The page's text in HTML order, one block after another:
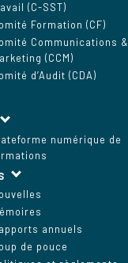
(C-SST)
Formation (CF)
Communications &
(CCM)
d’Audit (CDA)
numérique de
annuels
de pouce